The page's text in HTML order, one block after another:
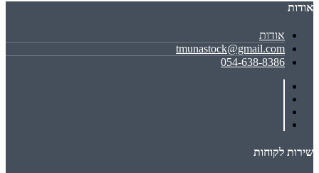
אודות
אודות
tmunastock@gmail.com
054-638-8386
שירות לקוחות